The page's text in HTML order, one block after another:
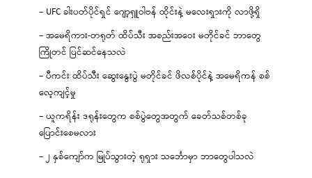
– UFC ခါးပတ်ပိုင်ရှင် ဂျော့ရှူဝါဗန် ထိုင်းနဲ့ မလေးရှားကို လာဖို့ရှိ
– အမေရိကား-တရုတ် ထိပ်သီး အစည်းအဝေး မတိုင်ခင် ဘာတွေ
ကြိုတင် ပြင်ဆင်နေသလဲ
– ပီကင်း ထိပ်သီး ဆွေးနွေးပွဲ မတိုင်ခင် ဖိလစ်ပိုင်နဲ့ အမေရိကန် စစ်
လေ့ကျင့်မှု
– ယူကရိန်း ဒရုန်းတွေက စစ်ပွဲတွေအတွက် ခေတ်သစ်တစ်ခု
ပြောင်းစေမလား
– ၂ နှစ်ကျော်က မြုပ်သွားတဲ့ ရုရှား သင်္ဘောမှာ ဘာတွေပါသလဲ